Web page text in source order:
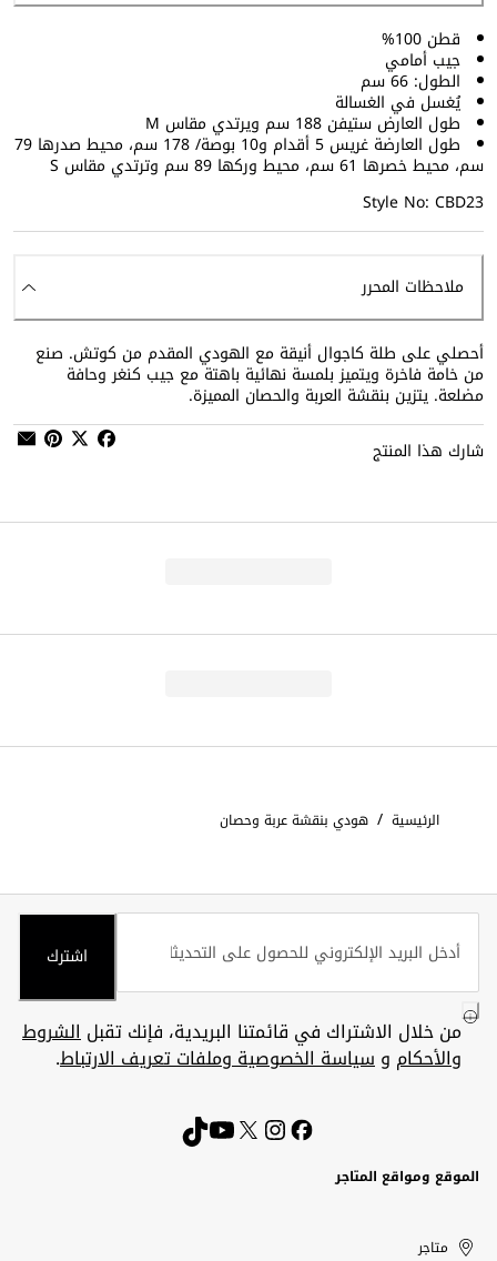
قطن 100%
جيب أمامي
الطول: 66 سم
يُغسل في الغسالة
طول العارض ستيفن 188 سم ويرتدي مقاس M
طول العارضة غريس 5 أقدام و10 بوصة/ 178 سم، محيط صدرها 79
سم، محيط خصرها 61 سم، محيط وركها 89 سم وترتدي مقاس S
Style No: CBD23
ملاحظات المحرر
أحصلي على طلة كاجوال أنيقة مع الهودي المقدم من كوتش. صنع
من خامة فاخرة ويتميز بلمسة نهائية باهتة مع جيب كنغر وحافة
مضلعة. يتزين بنقشة العربة والحصان المميزة.
شارك هذا المنتج
الرئيسية / هودي بنقشة عربة وحصان
اشترك
من خلال الاشتراك في قائمتنا البريدية، فإنك تقبلالشروط
والأحكام وسياسة الخصوصية وملفات تعريف الارتباط.
الموقع ومواقع المتاجر
United
Kuwait
الإمارات
الكويت
متاجر